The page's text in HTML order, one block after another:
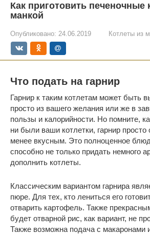
Как приготовить печеночные
манкой
Опубликовано: 24.06.2019 Котлеты из
Что подать на гарнир
Гарнир к таким котлетам может быть
просто из вашего желания или же в
пользы и калорийности. Но помните,
ни были ваши котлетки, гарнир просто
менее вкусным. Это полноценное
способно не только придать немного
дополнить котлеты.
Классическим вариантом гарнира
пюре. Для тех, кто лениться его
отварить картофель. Также
будет отварной рис, как вариант, не
Также возможна подача с